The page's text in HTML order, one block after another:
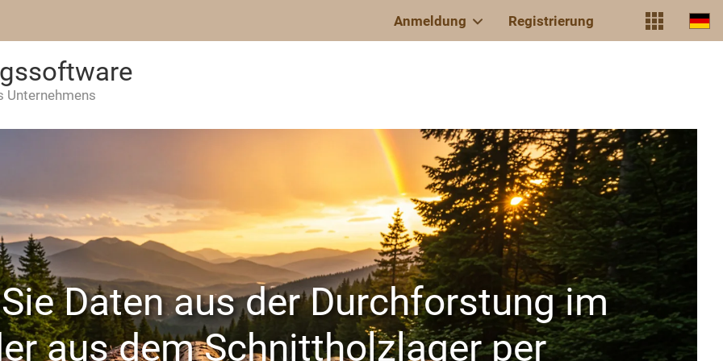
Anmeldung Registrierung
Unternehmens
Daten aus der Durchforstung im
aus dem Schnittholzlager per